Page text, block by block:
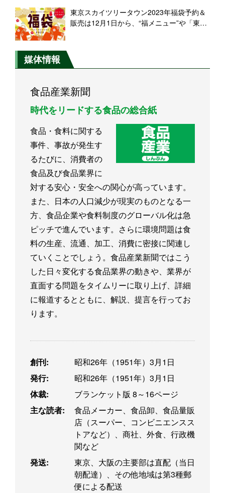
東京スカイツリータウン2023年福袋予約＆
販売は12月1日から、“福メニュー”や「東京
媒体情報
食品産業新聞
時代をリードする食品の総合紙
食品・食料に関する
事件、事故が発生す
るたびに、消費者の
食品及び食品業界に
対する安心・安全への関心が高っています。
また、日本の人口減少が現実のものとなる一
方、食品企業や食料制度のグローバル化は急
ピッチで進んでいます。さらに環境問題は食
料の生産、流通、加工、消費に密接に関連し
ていくことでしょう。食品産業新聞ではこう
した日々変化する食品業界の動きや、業界が
直面する問題をタイムリーに取り上げ、詳細
に報道するとともに、解説、提言を行ってお
ります。
創刊:
昭和26年（1951年）3月1日
発行:
昭和26年（1951年）3月1日
体裁:
ブランケット版 8～16ページ
主な読者:
食品メーカー、食品卸、食品量販
店（スーパー、コンビニエンスス
トアなど）、商社、外食、行政機
関など
発送:
東京、大阪の主要部は直配（当日
朝配達）、その他地域は第3種郵
便による配送